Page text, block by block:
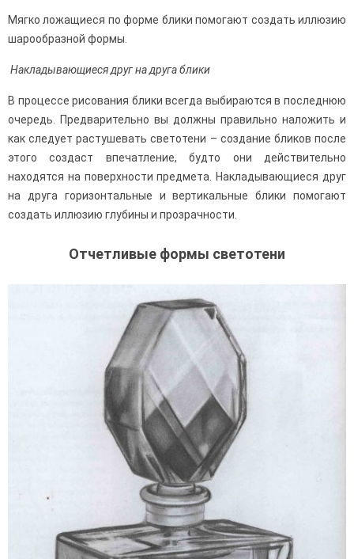
Мягко ложащиеся по форме блики помогают создать иллюзию
шарообразной формы.
Накладывающиеся друг на друга блики
В процессе рисования блики всегда выбираются в последнюю
очередь. Предварительно вы должны правильно наложить и
как следует растушевать светотени – создание бликов после
этого создаст впечатление, будто они действительно
находятся на поверхности предмета. Накладывающиеся друг
на друга горизонтальные и вертикальные блики помогают
создать иллюзию глубины и прозрачности.
Отчетливые формы светотени